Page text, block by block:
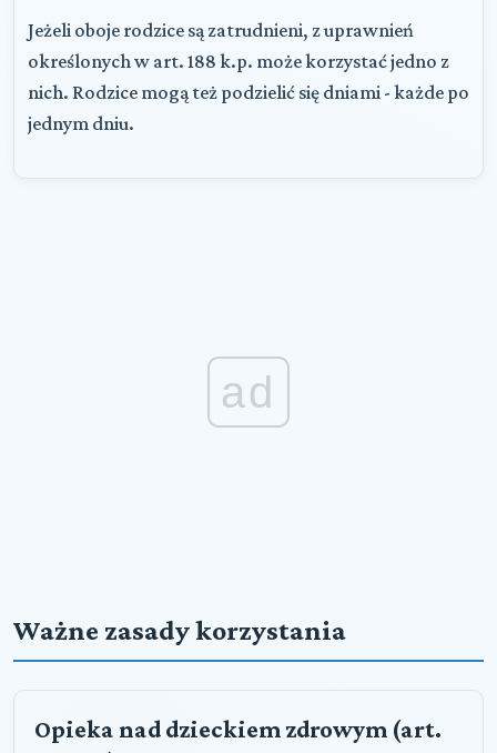
Jeżeli oboje rodzice są zatrudnieni, z uprawnień
określonych w art. 188 k.p. może korzystać jedno z
nich. Rodzice mogą też podzielić się dniami - każde po
jednym dniu.
ad
Ważne zasady korzystania
Opieka nad dzieckiem zdrowym (art.